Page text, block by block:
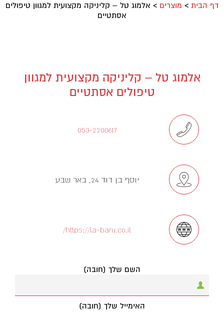
דף הבית > מוצרים > אלמוג טל – קליניקה מקצועית למגוון טיפולים
אסתטיים
אלמוג טל – קליניקה מקצועית למגוון
טיפולים אסתטיים
053-2200617
יוסף בן דוד 24, באר שבע
https://la-baru.co.il/
השם שלך (חובה)
האימייל שלך (חובה)